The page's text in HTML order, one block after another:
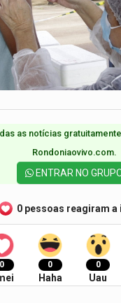
as notícias
Rondoniaovivo.com.​
ENTRAR NO
0 pessoas reagiram a
0 0
Haha
0
Uau